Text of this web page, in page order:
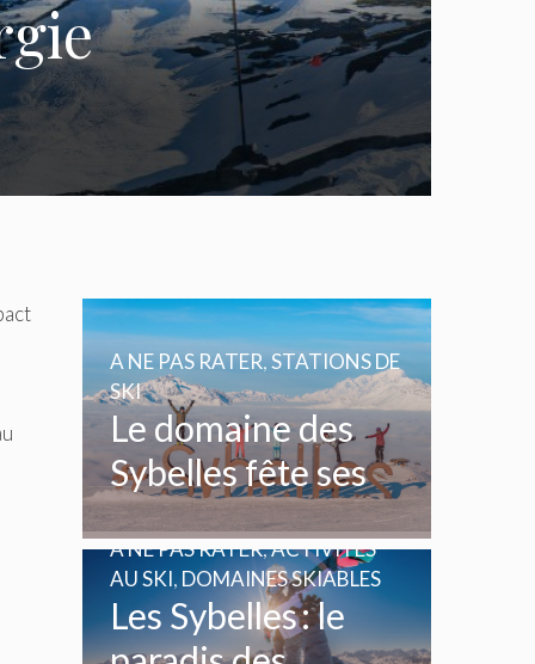
Le domaine des
Sybelles fête ses
20 ans
A NE PAS RATER,STATIONS DE
SKI
Les Sybelles : le
A NE PAS RATER,ACTIVITÉS
AU SKI, DOMAINES SKIABLES